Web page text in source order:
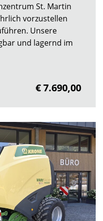
St. Martin
vorzustellen
Unsere
und lagernd im
€ 7.690,00